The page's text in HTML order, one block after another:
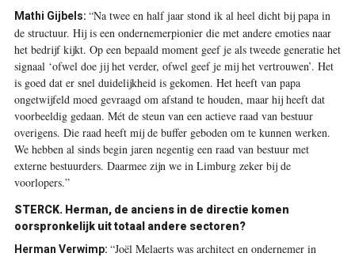
Mathi Gijbels: “Na twee en half jaar stond ik al heel dicht bij papa in
de structuur. Hij is een ondernemerpionier die met andere emoties naar
het bedrijf kijkt. Op een bepaald moment geef je als tweede generatie het
signaal ‘ofwel doe jij het verder, ofwel geef je mij het vertrouwen’. Het
is goed dat er snel duidelijkheid is gekomen. Het heeft van papa
ongetwijfeld moed gevraagd om afstand te houden, maar hij heeft dat
voorbeeldig gedaan. Mét de steun van een actieve raad van bestuur
overigens. Die raad heeft mij de buffer geboden om te kunnen werken.
We hebben al sinds begin jaren negentig een raad van bestuur met
externe bestuurders. Daarmee zijn we in Limburg zeker bij de
voorlopers.”
STERCK. Herman, de anciens in de directie komen
oorspronkelijk uit totaal andere sectoren?
Herman Verwimp: “Joël Melaerts was architect en ondernemer in